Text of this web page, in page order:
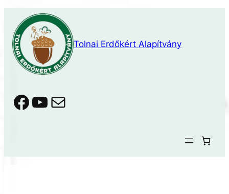
Ugrás
tartalomhoz
Tolnai Erdőkért Alapítvány
Facebook
YouTube
Mail